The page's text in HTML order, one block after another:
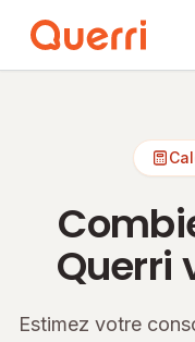
Querri
Estimez votre